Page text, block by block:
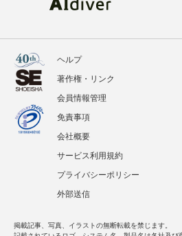
ヘルプ
著作権・リンク
会員情報管理
免責事項
会社概要
サービス利用規約
プライバシーポリシー
外部送信
掲載記事、写真、イラストの無断転載を禁じます。